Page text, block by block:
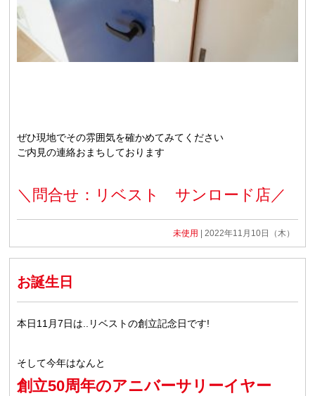
ぜひ現地でその雰囲気を確かめてみてください
ご内見の連絡おまちしております
＼問合せ：リベスト サンロード店／
未使用 | 2022年11月10日（木）
お誕生日
本日11月7日は..リベストの創立記念日です!
そして今年はなんと
創立50周年のアニバーサリーイヤー